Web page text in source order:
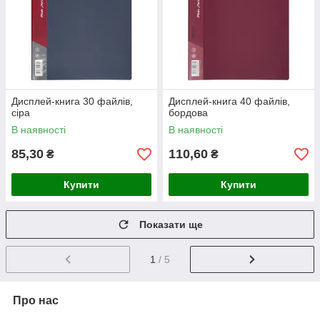
Дисплей-книга 30 файлів,
сіра
В наявності
85,30 ₴
Купити
Дисплей-книга 40 файлів,
бордова
В наявності
110,60 ₴
Купити
Показати ще
1 / 5
Про нас